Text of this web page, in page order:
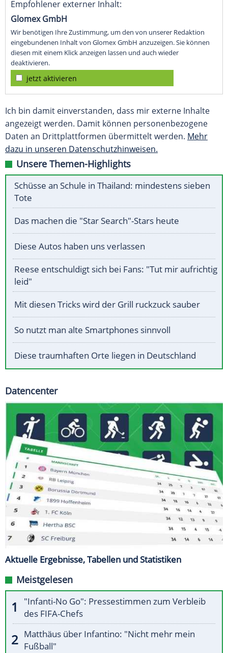
Empfohlener externer Inhalt:
Glomex GmbH
Wir benötigen Ihre Zustimmung, um den von unserer Redaktion
eingebundenen Inhalt von Glomex GmbH anzuzeigen. Sie können
diesen mit einem Klick anzeigen lassen und auch wieder
deaktivieren.
jetzt aktivieren
Ich bin damit einverstanden, dass mir externe Inhalte
angezeigt werden. Damit können personenbezogene
Daten an Drittplattformen übermittelt werden. Mehr
dazu in unseren Datenschutzhinweisen.
Unsere Themen-Highlights
Schüsse an Schule in Thailand: mindestens sieben
Tote
Das machen die "Star Search"-Stars heute
Diese Autos haben uns verlassen
Reese entschuldigt sich bei Fans: "Tut mir aufrichtig
leid"
Mit diesen Tricks wird der Grill ruckzuck sauber
So nutzt man alte Smartphones sinnvoll
Diese traumhaften Orte liegen in Deutschland
Datencenter
Aktuelle Ergebnisse, Tabellen und Statistiken
Meistgelesen
"Infanti-No Go": Pressestimmen zum Verbleib
des FIFA-Chefs
Matthäus über Infantino: "Nicht mehr mein
Fußball"